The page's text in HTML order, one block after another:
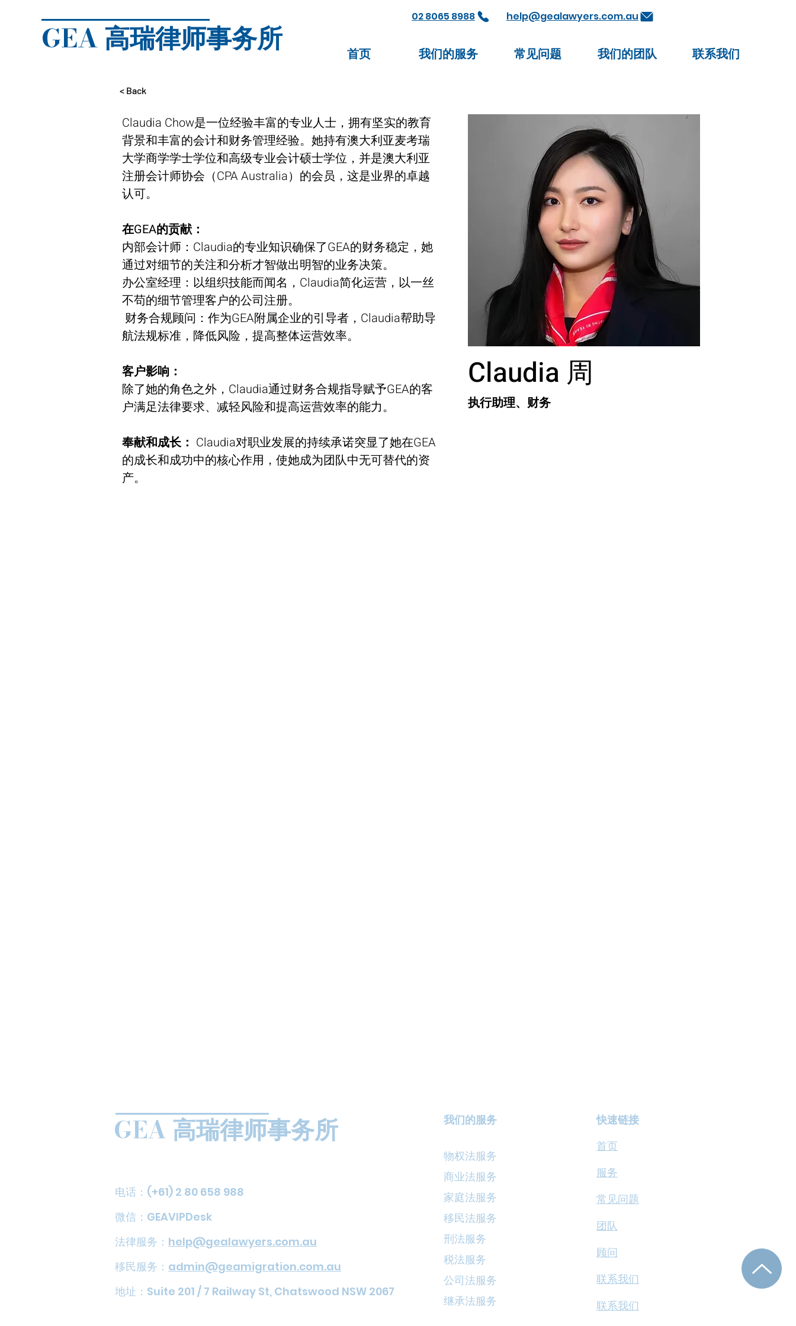
GEA 高瑞律师事务所
02 8065 8988 help@gealawyers.com.au
首页 我们的服务 常见问题 我们的团队 联系我们
< Back
Claudia Chow是一位经验丰富的专业人士，拥有坚实的教育
背景和丰富的会计和财务管理经验。她持有澳大利亚麦考瑞
大学商学学士学位和高级专业会计硕士学位，并是澳大利亚
注册会计师协会（CPA Australia）的会员，这是业界的卓越
认可。
在GEA的贡献：
内部会计师：Claudia的专业知识确保了GEA的财务稳定，她
通过对细节的关注和分析才智做出明智的业务决策。
办公室经理：以组织技能而闻名，Claudia简化运营，以一丝
不苟的细节管理客户的公司注册。
航法规标准，降低风险，提高整体运营效率。
客户影响：
除了她的角色之外，Claudia通过财务合规指导赋予GEA的客
户满足法律要求、减轻风险和提高运营效率的能力。
奉献和成长： Claudia对职业发展的持续承诺突显了她在GEA
的成长和成功中的核心作用，使她成为团队中无可替代的资
产。
Claudia 周
执行助理、财务
GEA 高瑞律师事务所
电话：(+61) 2 80 658 988
​​微信：GEAVIPDesk
法律服务： help@gealawyers.com.au
移民服务： admin@geamigration.com.au
地址：Suite 201 / 7 Railway St, Chatswood NSW 2067
我们的服务
物权法服务
商业法服务
家庭法服务
移民法服务
刑法服务
税法服务
公司法服务
继承法服务
快速链接
首页
​服务
常见问题
团队
顾问
联系我们
联系我们